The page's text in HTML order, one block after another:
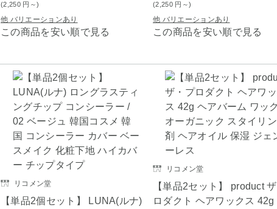
(2,250 円 ～)
他 バリエーションあり
この商品を安い順で見る
(2,250 円 ～)
他 バリエーションあり
この商品を安い順で見る
リコメン堂
【単品2個セット】 LUNA(ルナ)
リコメン堂
【単品2セット】 product
ロダクト ヘアワックス 42g